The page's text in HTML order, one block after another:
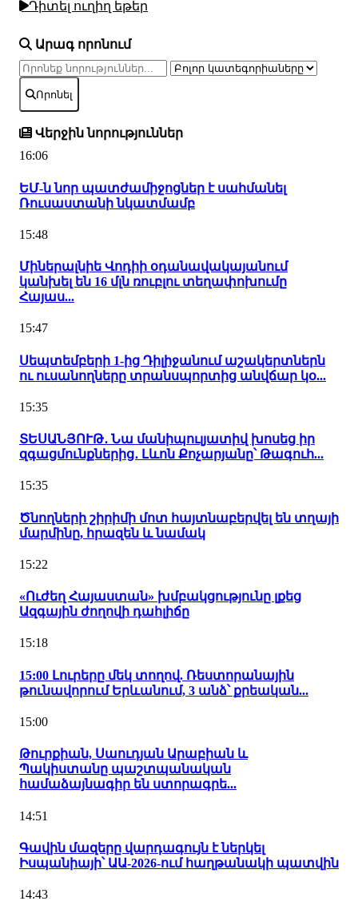
Դիտել ուղիղ եթեր
Արագ որոնում
Որոնել
Վերջին նորություններ
16:06
ԵՄ-ն նոր պատժամիջոցներ է սահմանել
Ռուսաստանի նկատմամբ
15:48
Միներալնիե Վոդիի օդանավակայանում
կանխել են 16 մլն ռուբլու տեղափոխումը
Հայաս...
15:47
Սեպտեմբերի 1-ից Դիլիջանում աշակերտներն
ու ուսանողները տրանսպորտից անվճար կօ...
15:35
ՏԵՍԱՆՅՈՒԹ․ Նա մանիպուլյատիվ խոսեց իր
զգացմունքներից․ Լևոն Քոչարյանը՝ Թագուհ...
15:35
Ծնողների շիրիմի մոտ հայտնաբերվել են տղայի
մարմինը, հրազեն և նամակ
15:22
«Ուժեղ Հայաստան» խմբակցությունը լքեց
Ազգային ժողովի դահլիճը
15:18
15:00 Լուրերը մեկ տողով. Ռեստորանային
թունավորում Երևանում, 3 անձ՝ քրեական...
15:00
Թուրքիան, Սաուդյան Արաբիան և
Պակիստանը պաշտպանական
համաձայնագիր են ստորագրե...
14:51
Գավին մազերը վարդագույն է ներկել
Իսպանիայի՝ ԱԱ-2026-ում հաղթանակի պատվին
14:43